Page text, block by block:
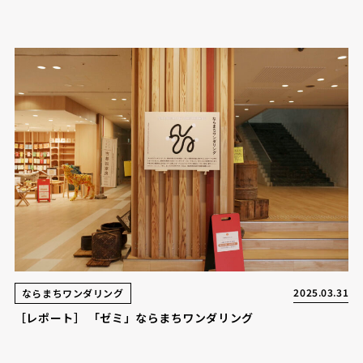
ならまちワンダリング 2025.03.31
［レポート］ 「ゼミ」ならまちワンダリング